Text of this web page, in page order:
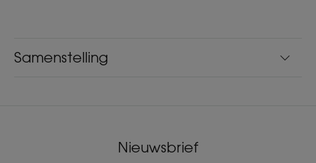
Samenstelling
Nieuwsbrief